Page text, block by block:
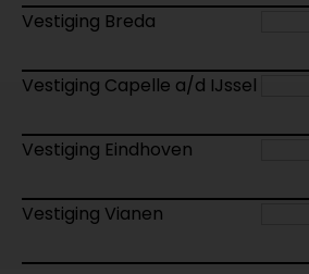
Vestiging Breda
Vestiging Capelle a/d IJssel
Vestiging Eindhoven
Vestiging Vianen